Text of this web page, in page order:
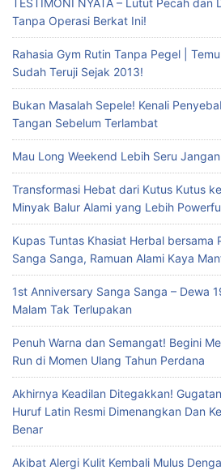
TESTIMONI NYATA – Lutut Pecah dan
Tanpa Operasi Berkat Ini!
Rahasia Gym Rutin Tanpa Pegel |
Sudah Teruji Sejak 2013!
Bukan Masalah Sepele! Kenali
Tangan Sebelum Terlambat
Mau Long Weekend Lebih Seru
Transformasi Hebat dari Kutus Kutus
Minyak Balur Alami yang Lebih
Kupas Tuntas Khasiat Herbal bersama
Sanga Sanga, Ramuan Alami Kaya
1st Anniversary Sanga Sanga – Dewa
Malam Tak Terlupakan
Penuh Warna dan Semangat! Begini
Run di Momen Ulang Tahun Perdana
Akhirnya Keadilan Ditegakkan!
Huruf Latin Resmi Dimenangkan Dan
Benar
Akibat Alergi Kulit Kembali Mulus